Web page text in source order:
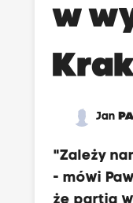
w
Jan
"Zależy
- mówi